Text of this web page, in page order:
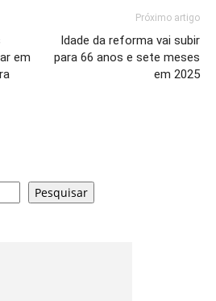
em
Próximo artigo
Idade da reforma vai subir
para 66 anos e sete meses
em 2025
Pesquisar